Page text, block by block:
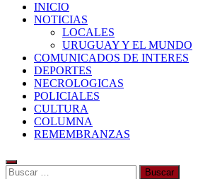
INICIO
NOTICIAS
LOCALES
URUGUAY Y EL MUNDO
COMUNICADOS DE INTERES
DEPORTES
NECROLOGICAS
POLICIALES
CULTURA
COLUMNA
REMEMBRANZAS
Buscar: